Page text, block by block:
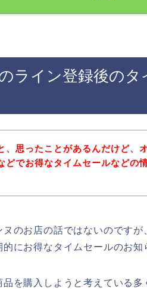
ライン登録後のタ
、思ったことがあるんだけど、
どでお得なタイムセールなどの
のお店の話ではないのです
にお得なタイムセールのお知
を購入しようと考えている